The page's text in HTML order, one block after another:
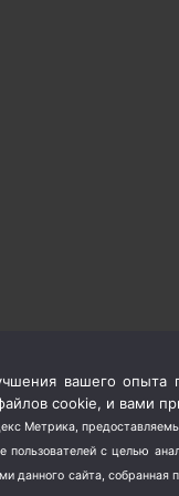
вашего опыта
cookie, и вами
Метрика,
с целью
данного сайта,